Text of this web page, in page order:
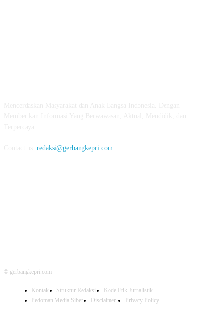
redaksi@gerbangkepri.com
© gerbangkepri.com
Kontak Struktur Redaksi
Kode Etik Jurnalistik
Pedoman Media Siber
Disclaimer Privacy Policy